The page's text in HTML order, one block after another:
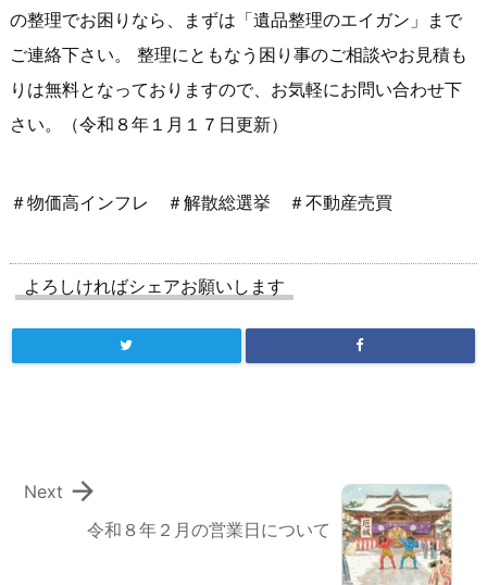
の整理でお困りなら、まずは「遺品整理のエイガン」まで
ご連絡下さい。 整理にともなう困り事のご相談やお見積も
りは無料となっておりますので、お気軽にお問い合わせ下
さい。（令和８年１月１７日更新）
＃物価高インフレ ＃解散総選挙 ＃不動産売買
よろしければシェアお願いします
令和８年２月の営業日について

Next